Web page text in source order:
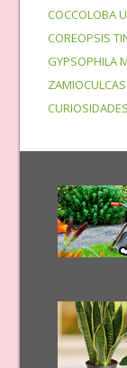
COCCOLOBA
COREOPSIS
GYPSOPHILA